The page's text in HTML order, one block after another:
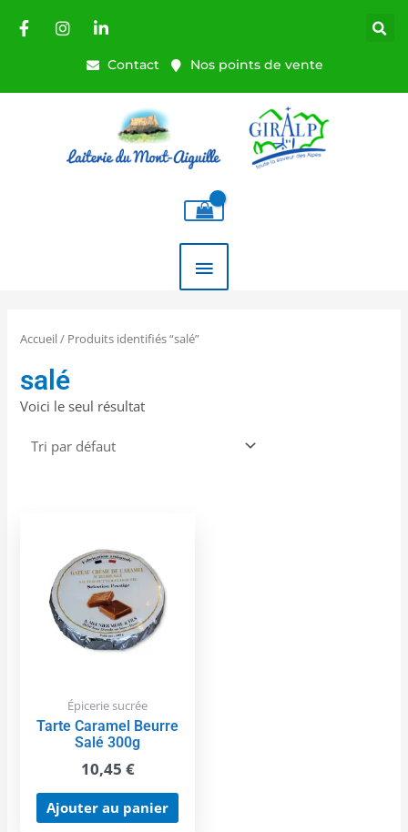
Contact Nos points de vente
PRINCIPAL
Accueil/ Produits identifiés “salé”
salé
Voici le seul résultat
Épicerie sucrée
Tarte Caramel Beurre
Salé 300g
10,45 €
Ajouter au panier